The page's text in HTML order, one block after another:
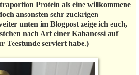
Protein als eine willkommene
ansonsten sehr zuckrigen
unten im Blogpost zeige ich euch,
nach Art einer Kabanossi auf
Teestunde serviert habe.)